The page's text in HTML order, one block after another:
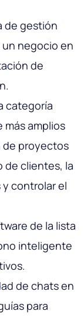
de gestión
negocio en
de
categoría
amplios
de proyectos
de clientes, la
controlar el
de la lista
inteligente
de chats en
para